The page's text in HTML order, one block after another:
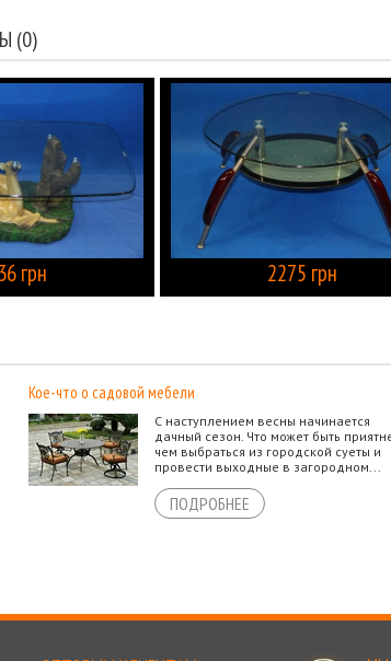
(0)
грн 2275 грн
Кое-что о садовой мебели
С наступлением весны начинается
дачный сезон. Что может быть
чем выбраться из городской суеты и
провести выходные в загородном...
ПОДРОБНЕЕ